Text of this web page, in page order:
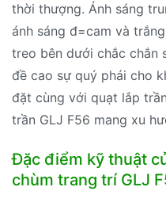
thời thượng. Ánh sáng
ánh sáng đ=cam và
treo bên dưới chắc chắn
đề cao sự quý phái cho
đặt cùng với quạt lắp
trần GLJ F56 mang xu
Đặc điểm kỹ thuật
chùm trang trí GLJ